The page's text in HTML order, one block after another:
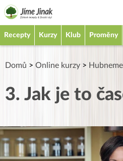
Recepty Kurzy Klub Proměny
Domů > Online kurzy >
3. Jak je to